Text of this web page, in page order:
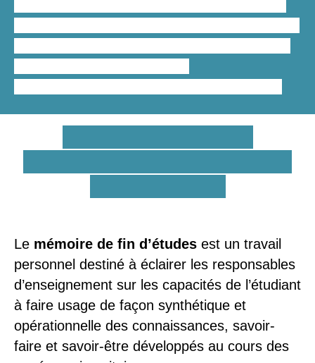
Le mémoire de fin d’études est un travail
personnel destiné à éclairer les responsables
d’enseignement sur les capacités de l’étudiant
à faire usage de façon synthétique et
opérationnelle des connaissances, savoir-
faire et savoir-être développés au cours des